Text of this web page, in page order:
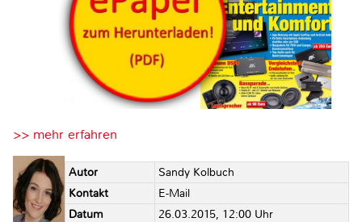
>> mehr erfahren
Autor
Sandy Kolbuch
Kontakt
E-Mail
Datum
26.03.2015, 12:00 Uhr